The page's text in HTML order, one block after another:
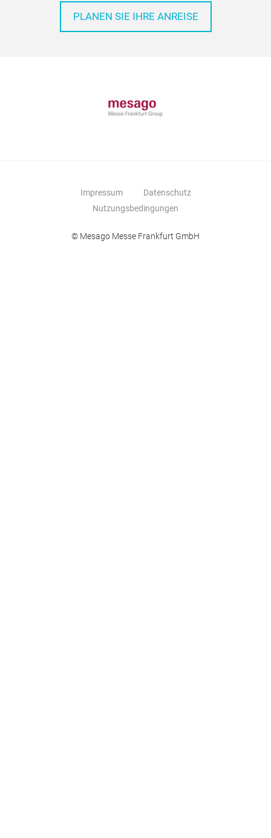
PLANEN SIE IHRE ANREISE
Impressum
Datenschutz
Nutzungsbedingungen
© Mesago Messe Frankfurt GmbH